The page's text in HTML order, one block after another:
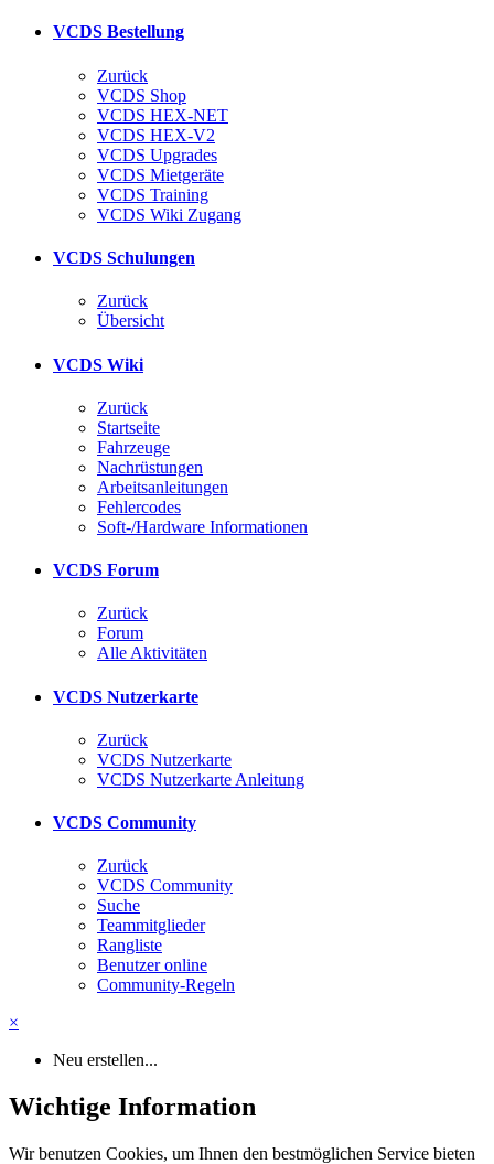
VCDS Bestellung
Zurück
VCDS Shop
VCDS HEX-NET
VCDS HEX-V2
VCDS Upgrades
VCDS Mietgeräte
VCDS Training
VCDS Wiki Zugang
VCDS Schulungen
Zurück
Übersicht
VCDS Wiki
Zurück
Startseite
Fahrzeuge
Nachrüstungen
Arbeitsanleitungen
Fehlercodes
Soft-/Hardware Informationen
VCDS Forum
Zurück
Forum
Alle Aktivitäten
VCDS Nutzerkarte
Zurück
VCDS Nutzerkarte
VCDS Nutzerkarte Anleitung
VCDS Community
Zurück
VCDS Community
Suche
Teammitglieder
Rangliste
Benutzer online
Community-Regeln
×
Neu erstellen...
Wichtige Information
Wir benutzen Cookies, um Ihnen den bestmöglichen Service bieten